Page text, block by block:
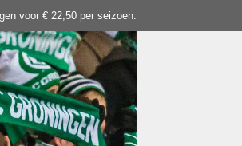
voor € 22,50 per seizoen.